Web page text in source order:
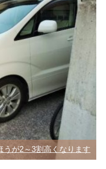
うが2～3割高くなります